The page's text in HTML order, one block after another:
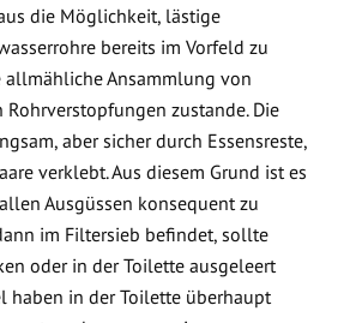
die Möglichkeit, lästige
bereits im Vorfeld zu
allmähliche Ansammlung von
zustande. Die
aber sicher durch Essensreste,
verklebt. Aus diesem Grund ist es
Ausgüssen konsequent zu
im Filtersieb befindet, sollte
oder in der Toilette ausgeleert
haben in der Toilette überhaupt